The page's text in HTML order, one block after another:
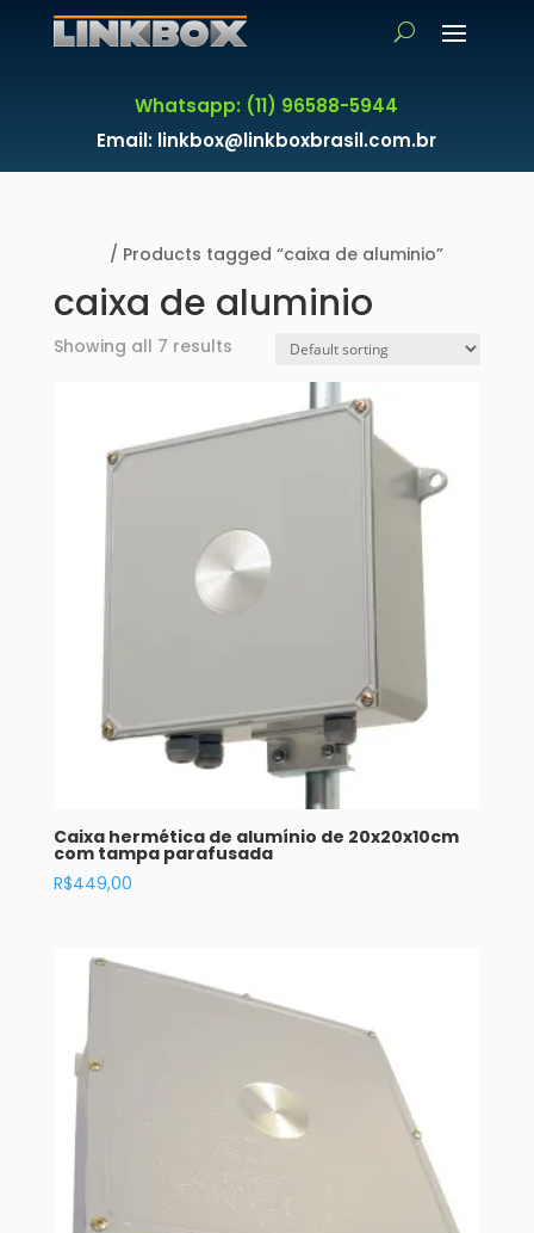
Whatsapp: (11) 96588-5944
Email: linkbox@linkboxbrasil.com.br
/ Products tagged “caixa de aluminio”
caixa de aluminio
Showing all 7 results
Caixa hermética de alumínio de 20x20x10cm
com tampa parafusada
R$449,00